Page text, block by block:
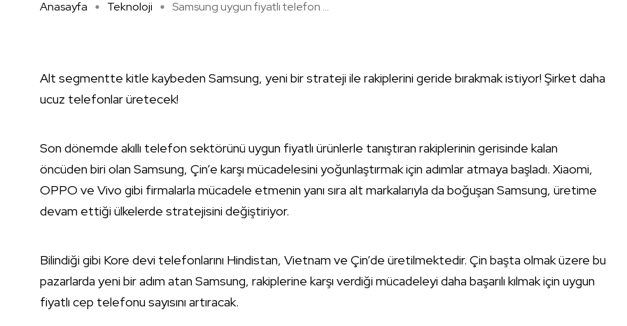
Anasayfa Teknoloji Samsung uygun fiyatlı telefon ...
Alt segmentte kitle kaybeden Samsung, yeni bir strateji ile rakiplerini geride bırakmak istiyor! Şirket daha
ucuz telefonlar üretecek!
Son dönemde akıllı telefon sektörünü uygun fiyatlı ürünlerle tanıştıran rakiplerinin gerisinde kalan
öncüden biri olan Samsung, Çin’e karşı mücadelesini yoğunlaştırmak için adımlar atmaya başladı. Xiaomi,
OPPO ve Vivo gibi firmalarla mücadele etmenin yanı sıra alt markalarıyla da boğuşan Samsung, üretime
devam ettiği ülkelerde stratejisini değiştiriyor.
Bilindiği gibi Kore devi telefonlarını Hindistan, Vietnam ve Çin’de üretilmektedir. Çin başta olmak üzere bu
pazarlarda yeni bir adım atan Samsung, rakiplerine karşı verdiği mücadeleyi daha başarılı kılmak için uygun
fiyatlı cep telefonu sayısını artıracak.